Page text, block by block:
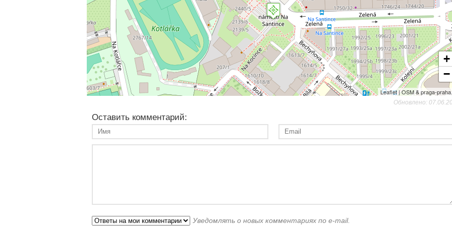
+
−
Leaflet | OSM & praga-
Обновлено:
Оставить комментарий:
Уведомлять о новых комментариях по e-mail.